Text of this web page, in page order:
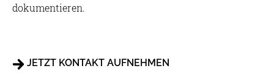
dokumentieren.
JETZT KONTAKT AUFNEHMEN